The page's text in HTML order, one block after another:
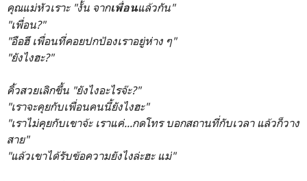
คุณแม่หัวเราะ "งั้น จากเพื่อนแล้วกัน"
"เพื่อน?"
"อือฮึ เพื่อนที่คอยปกป้องเราอยู่ห่าง ๆ"
"ยังไงฮะ?"
คิ้วสวยเลิกขึ้น "ยังไงอะไรจ๊ะ?"
"เราจะคุยกับเพื่อนคนนี้ยังไงฮะ"
"เราไม่คุยกับเขาจ้ะ เราแค่...กดโทร บอกสถานที่กับเวลา แล้วก็วาง
สาย"
"แล้วเขาได้รับข้อความยังไงล่ะฮะ แม่"